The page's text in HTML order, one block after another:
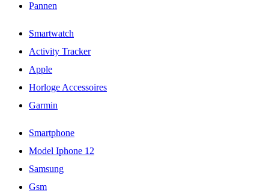
Pannen
Smartwatch
Activity Tracker
Apple
Horloge Accessoires
Garmin
Smartphone
Model Iphone 12
Samsung
Gsm